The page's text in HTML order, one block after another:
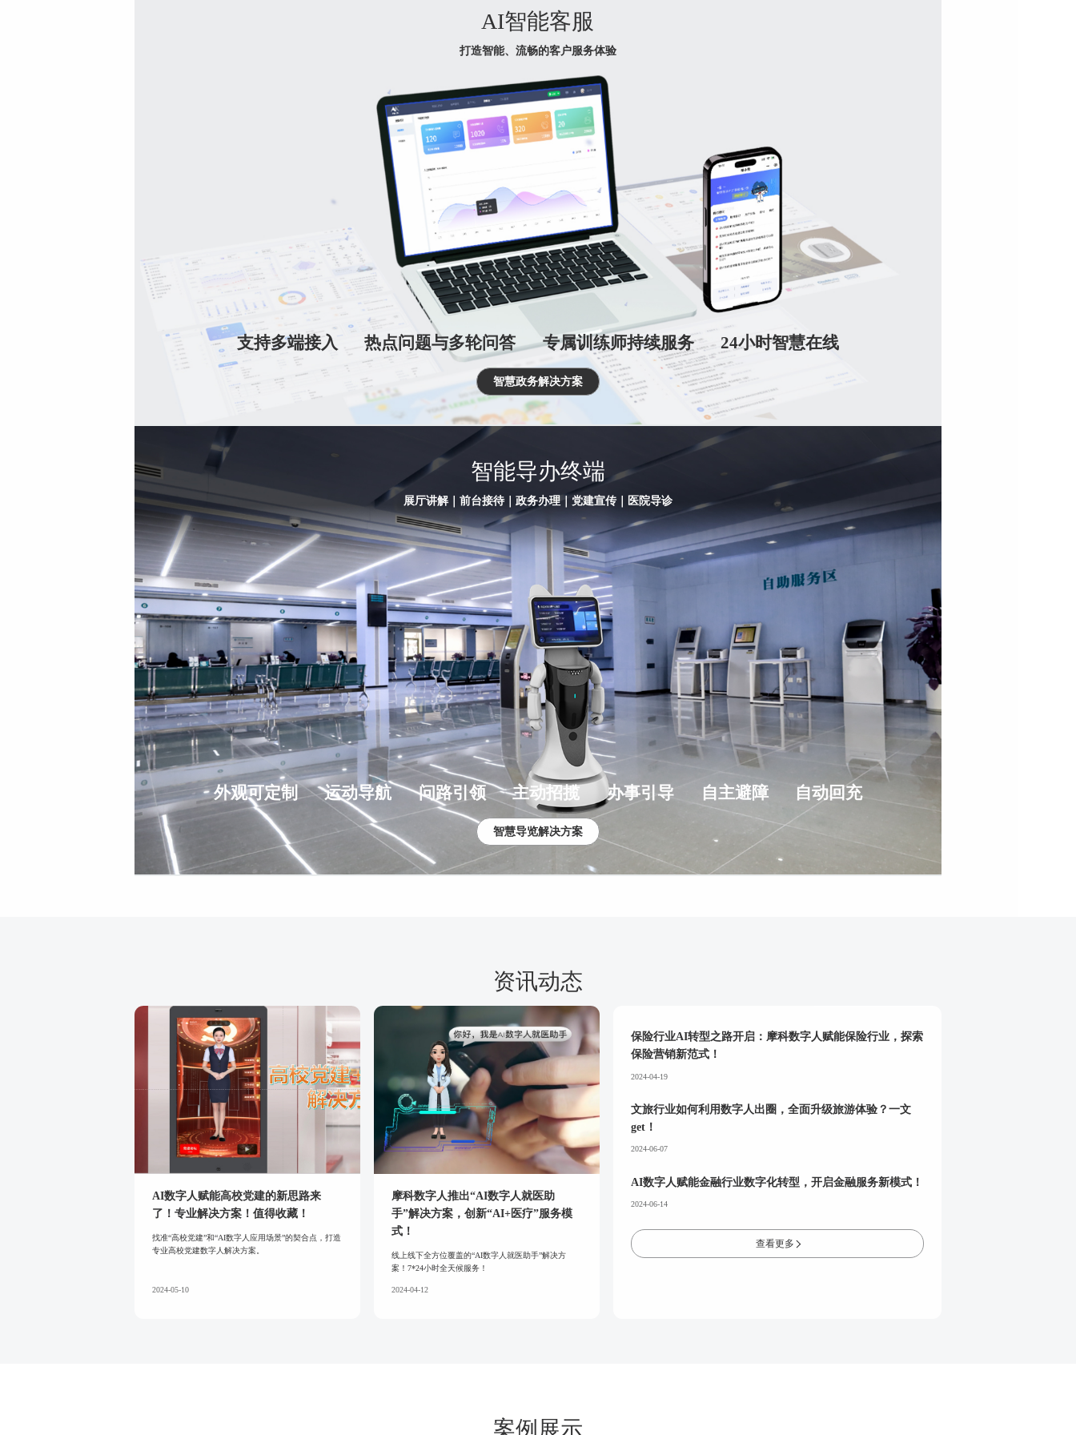
AI智能客服
打造智能、流畅的客户服务体验
支持多端接入 热点问题与多轮问答 专属训练师持续服务 24小时智慧在线
智慧政务解决方案
智能导办终端
展厅讲解｜前台接待｜政务办理｜党建宣传｜医院导诊
外观可定制 运动导航 问路引领 主动招揽 办事引导 自主避障 自动回充
智慧导览解决方案
资讯动态
AI数字人赋能高校党建的新思路来
了！专业解决方案！值得收藏！
找准“高校党建”和“AI数字人应用场景”的契合点，打造
专业高校党建数字人解决方案。
2024-05-10
摩科数字人推出“AI数字人就医助
手”解决方案，创新“AI+医疗”服务模
式！
线上线下全方位覆盖的“AI数字人就医助手”解决方
案！7*24小时全天候服务！
2024-04-12
保险行业AI转型之路开启：摩科数字人赋能保险行业，探索
保险营销新范式！
2024-04-19
文旅行业如何利用数字人出圈，全面升级旅游体验？一文
get！
2024-06-07
AI数字人赋能金融行业数字化转型，开启金融服务新模式！
2024-06-14
查看更多
案例展示